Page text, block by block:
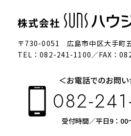
〒730-0051 広島市中区大手町
TEL：082-241-1100／FAX：
＜お電話でのお問
082-
受付時間／平日9：00